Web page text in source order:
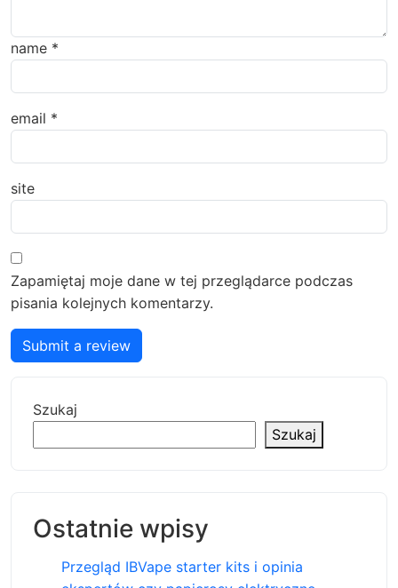
name *
email *
site
Zapamiętaj moje dane w tej przeglądarce podczas
pisania kolejnych komentarzy.
Submit a review
Szukaj
Szukaj
Ostatnie wpisy
Przegląd IBVape starter kits i opinia